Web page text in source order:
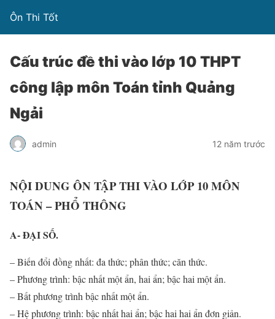
Ôn Thi Tốt
Cấu trúc đề thi vào lớp 10 THPT
công lập môn Toán tỉnh Quảng
Ngải
admin 12 năm trước
NỘI DUNG ÔN TẬP THI VÀO LỚP 10 MÔN
TOÁN – PHỔ THÔNG
A- ĐẠI SỐ.
– Biến đổi đồng nhất: đa thức; phân thức; căn thức.
– Phương trình: bậc nhất một ẩn, hai ẩn; bậc hai một ẩn.
– Bất phương trình bậc nhất một ẩn.
– Hệ phương trình: bậc nhất hai ẩn; bậc hai hai ẩn đơn giản.